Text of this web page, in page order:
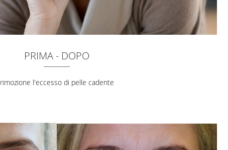
PRIMA - DOPO
rimozione l'eccesso di pelle cadente